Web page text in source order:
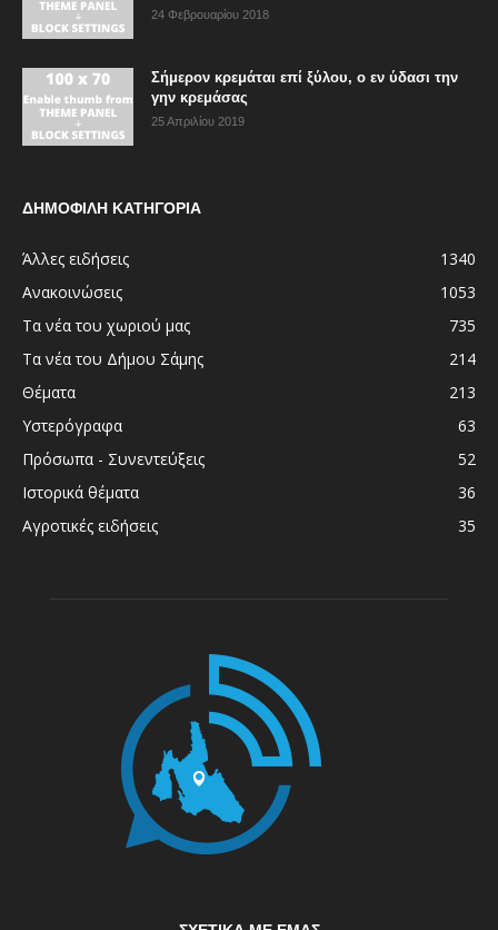
24 Φεβρουαρίου 2018
Σήμερον κρεμάται επί ξύλου, ο εν ύδασι την
γην κρεμάσας
25 Απριλίου 2019
ΔΗΜΟΦΙΛΗ ΚΑΤΗΓΟΡΙΑ
Άλλες ειδήσεις
1340
Ανακοινώσεις
1053
Τα νέα του χωριού μας
735
Τα νέα του Δήμου Σάμης
214
Θέματα
213
Υστερόγραφα
63
Πρόσωπα - Συνεντεύξεις
52
Ιστορικά θέματα
36
Αγροτικές ειδήσεις
35